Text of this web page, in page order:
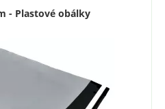
- Plastové obálky